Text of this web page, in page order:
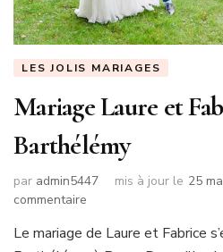
LES JOLIS MARIAGES
Mariage Laure et
Barthélémy
par admin5447 mis à jour le 25
commentaire
Laure
Le mariage de Laure et Fabrice